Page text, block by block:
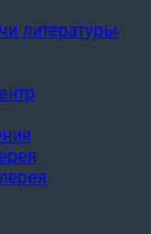
литературы